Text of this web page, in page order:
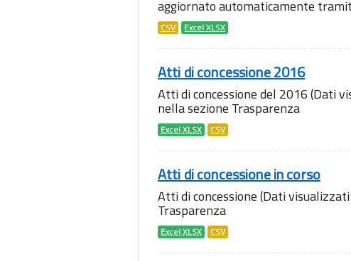
aggiornato automaticamente
CSV Excel XLSX
Atti di concessione 2016
Atti di concessione del 2016 (Dati
nella sezione Trasparenza
Excel XLSX CSV
Atti di concessione in corso
Atti di concessione (Dati
Trasparenza
Excel XLSX CSV